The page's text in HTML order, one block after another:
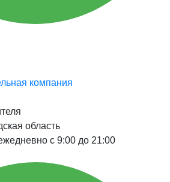
компания
область
с 9:00 до 21:00